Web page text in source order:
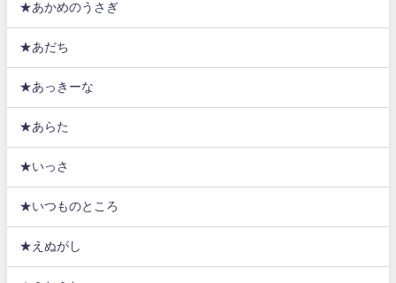
★あかめのうさぎ
★あだち
★あっきーな
★あらた
★いっさ
★いつものところ
★えぬがし